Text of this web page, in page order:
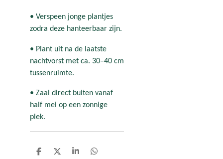
• Verspeen jonge plantjes
zodra deze hanteerbaar zijn.
• Plant uit na de laatste
nachtvorst met ca. 30–40 cm
tussenruimte.
• Zaai direct buiten vanaf
half mei op een zonnige
plek.
D
D
S
D